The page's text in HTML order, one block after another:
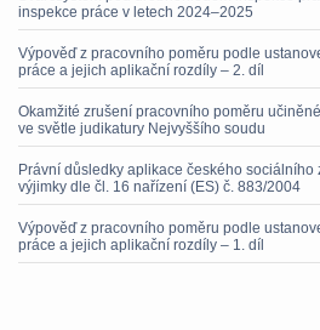
inspekce práce v letech 2024–2025
Výpověď z pracovního poměru podle
práce a jejich aplikační rozdíly – 2. díl
Okamžité zrušení pracovního poměru
ve světle judikatury Nejvyššího soudu
Právní důsledky aplikace českého
výjimky dle čl. 16 nařízení (ES) č. 883/2004
Výpověď z pracovního poměru podle
práce a jejich aplikační rozdíly – 1. díl